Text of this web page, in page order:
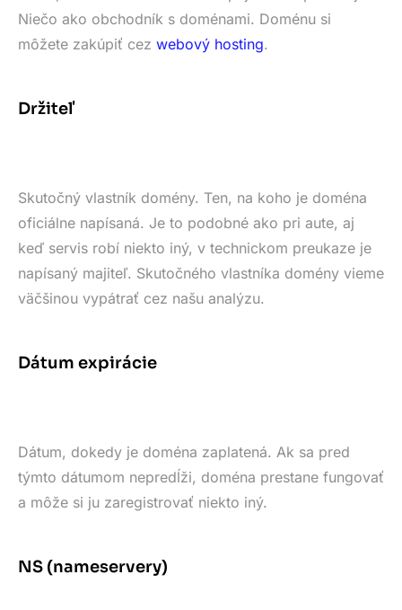
Niečo ako obchodník s doménami. Doménu si
môžete zakúpiť cez webový hosting.
Držiteľ
Skutočný vlastník domény. Ten, na koho je doména
oficiálne napísaná. Je to podobné ako pri aute, aj
keď servis robí niekto iný, v technickom preukaze je
napísaný majiteľ. Skutočného vlastníka domény vieme
väčšinou vypátrať cez našu analýzu.
Dátum expirácie
Dátum, dokedy je doména zaplatená. Ak sa pred
týmto dátumom nepredĺži, doména prestane fungovať
a môže si ju zaregistrovať niekto iný.
NS (nameservery)